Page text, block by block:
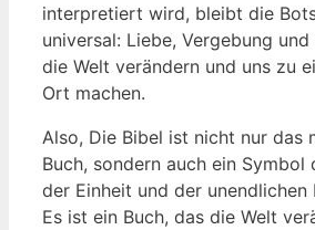
⁣interpretiert wird, bleibt die
universal: Liebe,⁣ Vergebung
die Welt verändern und uns zu
‌Ort machen.
Also, Die Bibel ist nicht⁣ nur‍ das
Buch, sondern auch ein Symbol
der ​Einheit‍ und der unendlichen
‌Es ist ein ‌Buch,‍ das die⁤ Welt